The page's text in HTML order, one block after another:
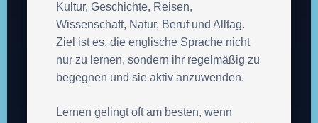
Kultur, Geschichte, Reisen,
Wissenschaft, Natur, Beruf und Alltag.
Ziel ist es, die englische Sprache nicht
nur zu lernen, sondern ihr regelmäßig zu
begegnen und sie aktiv anzuwenden.
Lernen gelingt oft am besten, wenn